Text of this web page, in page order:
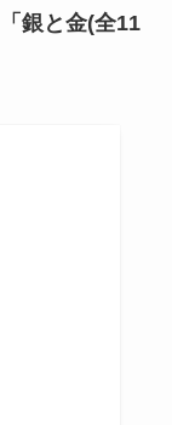
「銀と金(全11